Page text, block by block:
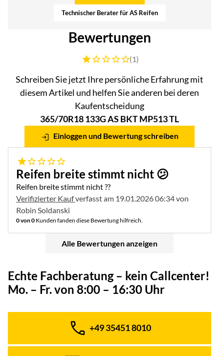
Technischer Berater für AS Reifen
Bewertungen
Bewertung: 1 von 5 (1 Bewertungen)
(1)
Schreiben Sie jetzt Ihre persönliche Erfahrung mit
diesem Artikel und helfen Sie anderen bei deren
Kaufentscheidung
365/70R18 133G AS BKT MP513 TL
Einloggen und Bewertung schreiben
1 von 5
Reifen breite stimmt nicht 😕
Reifen breite stimmt nicht ??
Verifizierter Kaufverfasst am 19.01.2026 06:34 von
Robin Soldanski
0 von 0 Kunden fanden diese Bewertung hilfreich.
Alle Bewertungen anzeigen
Echte Fachberatung – kein Callcenter!
Mo. – Fr. von 8:00 – 16:30 Uhr
Telefon:
+49 35451 8010